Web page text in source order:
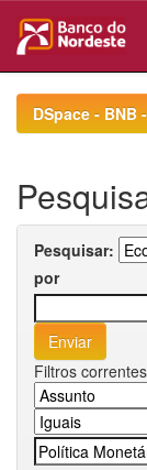
navigationDSpace -
Pesquisar:
por
Filtros